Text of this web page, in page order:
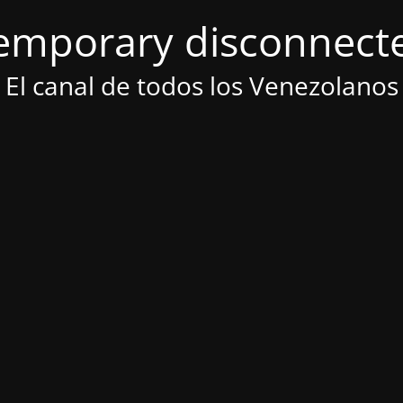
El canal de todos los Venezolanos